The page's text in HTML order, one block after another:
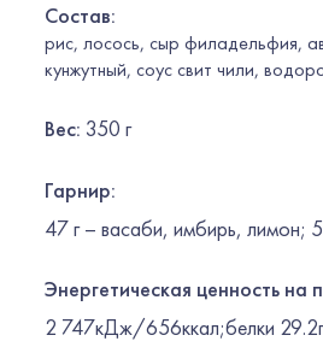
Состав:
рис, лосось, сыр филадельфия,
кунжутный, соус свит чили,
Вес: 350 г
Гарнир:
47 г – васаби, имбирь, лимон;
Энергетическая ценность на
2 747кДж/656ккал;белки